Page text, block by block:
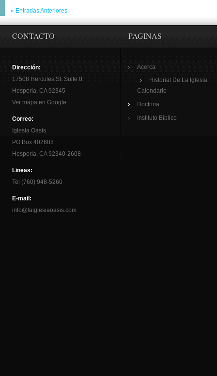
« Entradas Anteriores
CONTACTO
Dirección:
17508 Hercules St. Suite 8
Hesperia, CA 92345
Ver mapa en Google
Correo:
Iglesia Oasis
PO Box 402608
Hesperia, CA 92340-2608
Lineas:
Tel (760) 948-5260
E-mail:
info@laiglesiaoasis.com
PAGINAS
Acerca
Historial De La Iglesia
Calendario
Doctrina
Instituto Biblico